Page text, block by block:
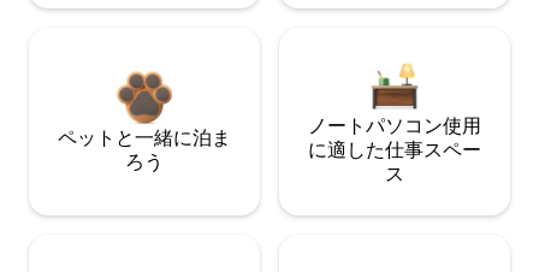
ペットと一緒に泊ま
ろう
ノートパソコン使用
に適した仕事スペー
ス